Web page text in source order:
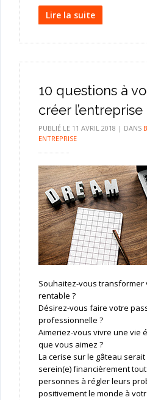
Lire la suite
10 questions à
créer
PUBLIÉ LE 11 AVRIL 2018 | DANS
ENTREPRISE
Souhaitez-vous
rentable ?
Désirez-vous faire votre
professionnelle ?
Aimeriez-vous vivre une vie
que vous aimez ?
La cerise sur le gâteau
serein(e) financièrement
personnes à régler leurs
positivement le monde à